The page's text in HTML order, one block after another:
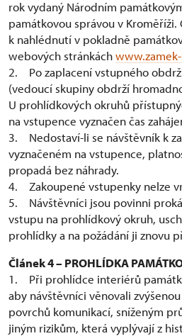
rok vydaný Národním
památkovou správou v Kroměříži.
k nahlédnutí v pokladně
webových stránkách
2. Po zaplacení vstupného
(vedoucí skupiny obdrží
U prohlídkových okruhů
na vstupence vyznačen čas
3. Nedostaví-li se návštěvník k
vyznačeném na vstupence,
propadá bez náhrady.
4. Zakoupené vstupenky nelze
5. Návštěvníci jsou povinni
vstupu na prohlídkový okruh,
prohlídky a na požádání ji znovu
Článek 4 – PROHLÍDKA
1. Při prohlídce interiérů
aby návštěvníci věnovali
povrchů komunikací, sníženým
jiným rizikům, která vyplývají z